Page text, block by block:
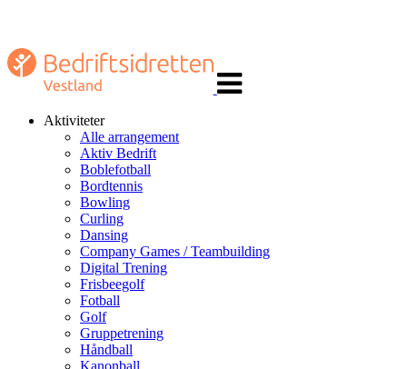
navigasjon
Aktiviteter
Alle arrangement
Aktiv Bedrift
Boblefotball
Bordtennis
Bowling
Curling
Dansing
Company Games / Teambuilding
Digital Trening
Frisbeegolf
Fotball
Golf
Gruppetrening
Håndball
Kanonball